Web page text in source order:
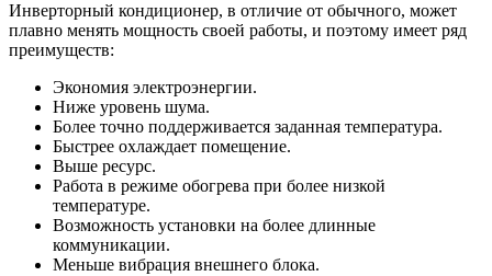
Инверторный кондиционер, в отличие от обычного, может
плавно менять мощность своей работы, и поэтому имеет ряд
преимуществ:
Экономия электроэнергии.
Ниже уровень шума.
Более точно поддерживается заданная температура.
Быстрее охлаждает помещение.
Выше ресурс.
Работа в режиме обогрева при более низкой
температуре.
Возможность установки на более длинные
коммуникации.
Меньше вибрация внешнего блока.